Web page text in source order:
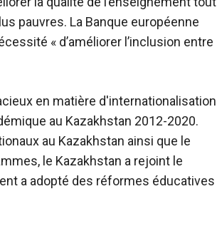
pauvres. La Banque européenne
« d’améliorer l’inclusion entre
en matière d'internationalisation
au Kazakhstan 2012-2020.
au Kazakhstan ainsi que le
le Kazakhstan a rejoint le
a adopté des réformes éducatives